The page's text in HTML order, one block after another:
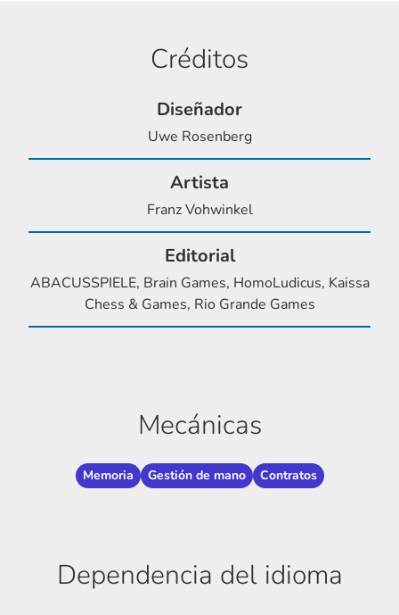
Créditos
Diseñador
Uwe Rosenberg
Artista
Franz Vohwinkel
Editorial
ABACUSSPIELE, Brain Games, HomoLudicus, Kaissa
Chess & Games, Rio Grande Games
Mecánicas
Memoria Gestión de mano Contratos
Dependencia del idioma